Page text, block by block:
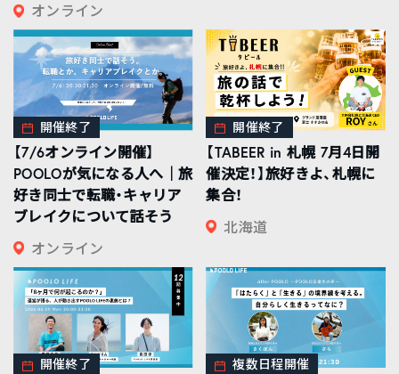
オンライン
開催終了
【7/6オンライン開催】
POOLOが気になる人へ｜旅
好き同士で転職・キャリア
ブレイクについて話そう
オンライン
開催終了
【TABEER in 札幌 7月4日開
催決定！】旅好きよ、札幌に
集合！
北海道
開催終了 複数日程開催